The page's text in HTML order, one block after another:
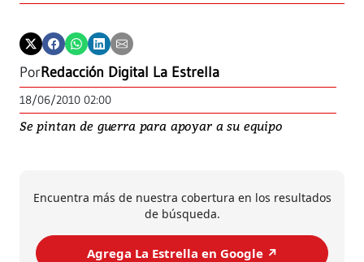
PorRedacción Digital La Estrella
18/06/2010 02:00
Se pintan de guerra para apoyar a su equipo
Encuentra más de nuestra cobertura en los resultados
de búsqueda.
Agrega La Estrella en Google ↗️